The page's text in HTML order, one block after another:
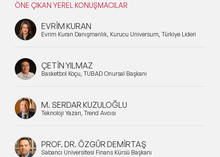
ÖNE ÇIKAN YEREL KONUŞMACILAR
EVRİM KURAN
Evrim Kuran Danışmanlık, Kurucu Universum, Türkiye Lideri
ÇETİN YILMAZ
Basketbol Koçu, TÜBAD Onursal Başkanı
M. SERDAR KUZULOĞLU
Teknoloji Yazarı, Trend Avcısı
PROF. DR. ÖZGÜR DEMİRTAŞ
Sabancı Üniversitesi Finans Kürsü Başkanı